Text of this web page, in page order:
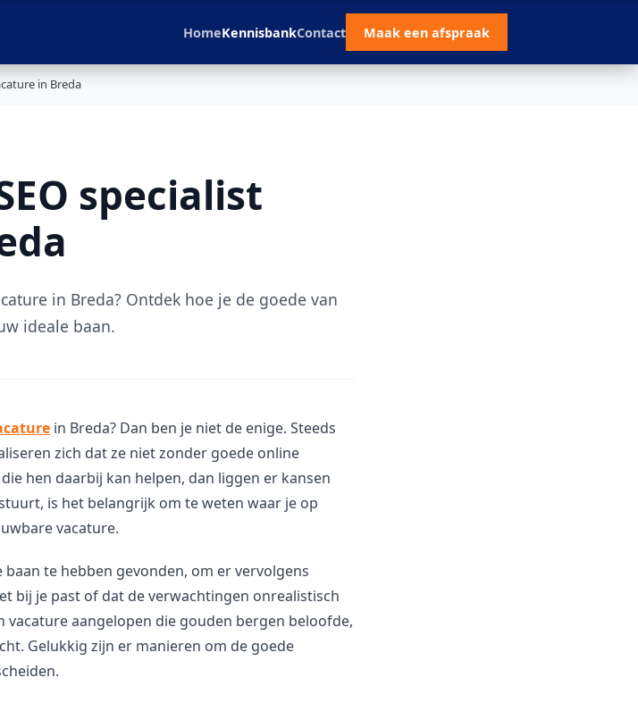
HomeKennisbankContact Maak een afspraak
in Breda
specialist
in Breda? Ontdek hoe je de goede van
ideale baan.
in Breda? Dan ben je niet de enige. Steeds
zich dat ze niet zonder goede online
hen daarbij kan helpen, dan liggen er kansen
is het belangrijk om te weten waar je op
vacature.
te hebben gevonden, om er vervolgens
bij je past of dat de verwachtingen onrealistisch
vacature aangelopen die gouden bergen beloofde,
Gelukkig zijn er manieren om de goede